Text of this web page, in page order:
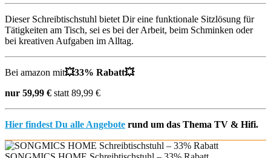
Dieser Schreibtischstuhl bietet Dir eine funktionale Sitzlösung für
Tätigkeiten am Tisch, sei es bei der Arbeit, beim Schminken oder
bei kreativen Aufgaben im Alltag.
Bei amazon mit💥33% Rabatt💥
nur 59,99 € statt 89,99 €
Hier findest Du alle Angebote rund um das Thema TV & Hifi.